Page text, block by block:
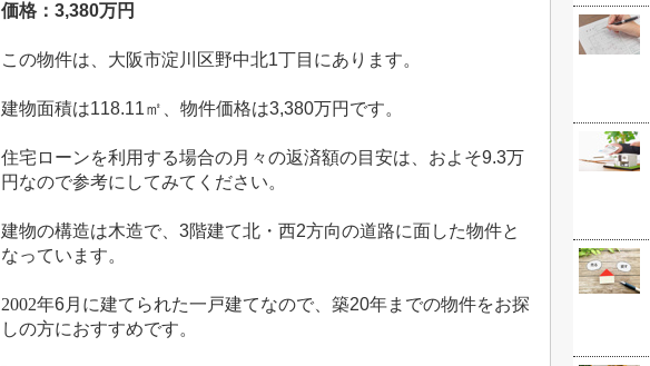
価格： 3,380万円
この物件は、大阪市淀川区野中北1丁目にあります。
建物面積は118.11㎡、物件価格は3,380万円です。
住宅ローンを利用する場合の月々の返済額の目安は、およそ9.3万
円なので参考にしてみてください。
建物の構造は木造で、 3階建て北・西2方向の道路に面した物件と
なっています。
2002年6月に建てられた一戸建てなので、築20年までの物件をお探
しの方におすすめです。